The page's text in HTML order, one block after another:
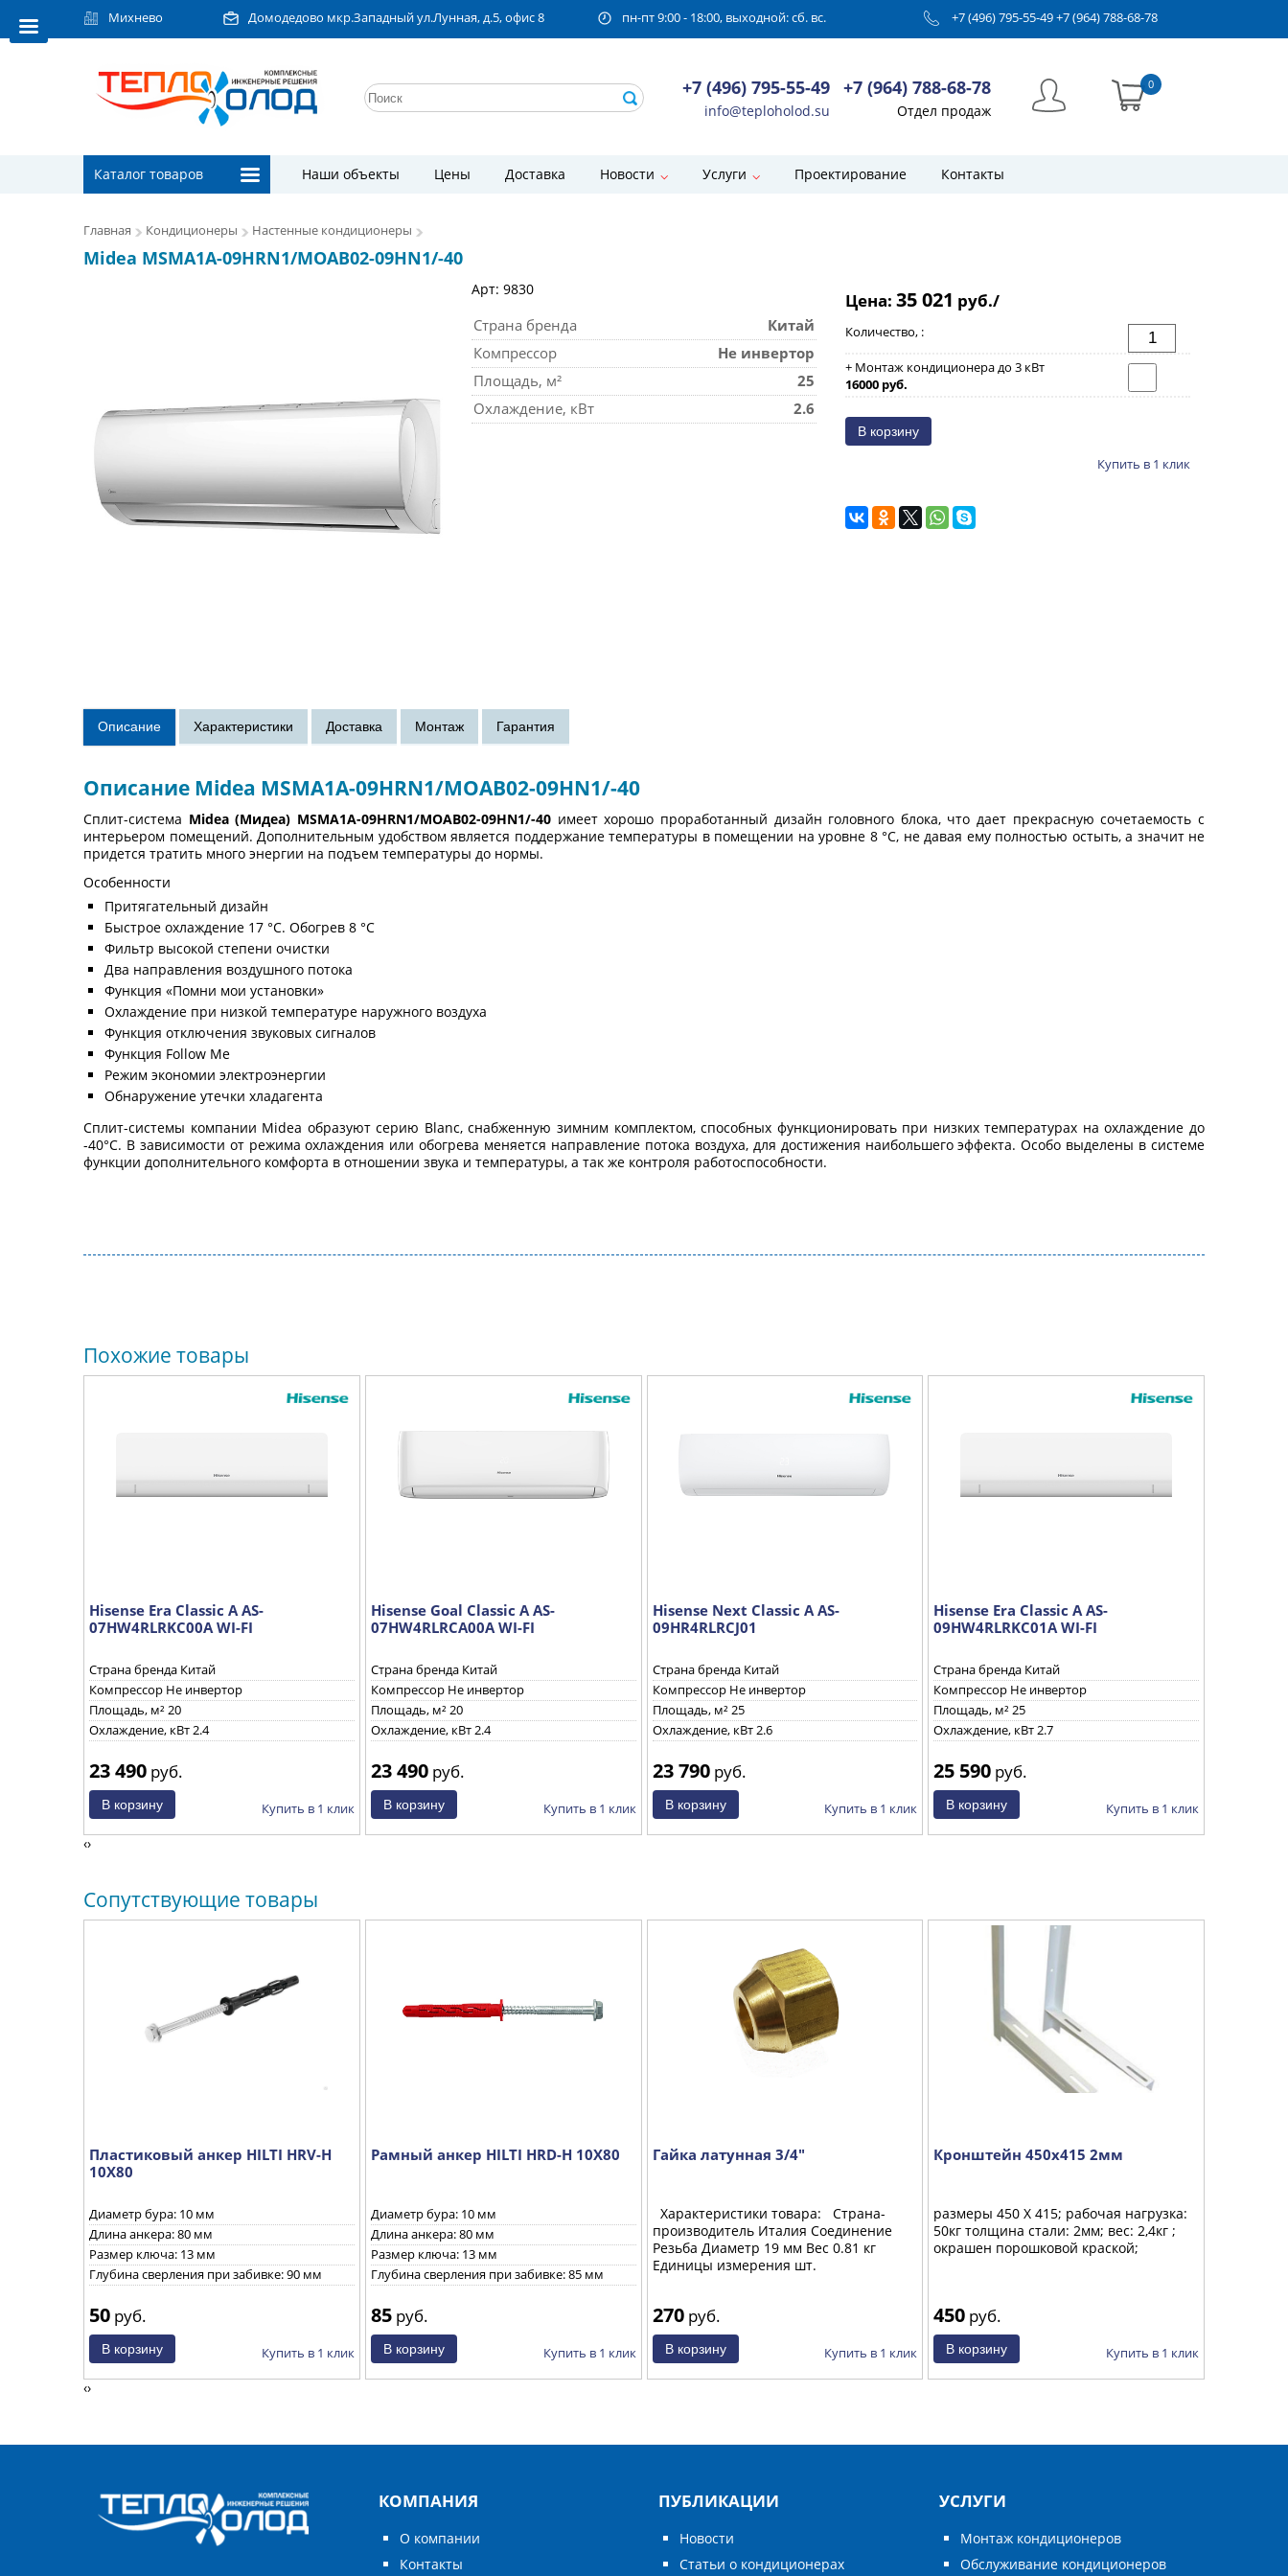
Михнево Домодедово мкр.Западный ул.Лунная, д.5, офис 8 пн-пт 9:00 - 18:00, выходной: сб. вс. +7 (496) 795-55-49+7 (964) 788-68-78
+7 (496) 795-55-49
info@teploholod.su
+7 (964) 788-68-78
Отдел продаж
0
Каталог товаров Наши объекты Цены Доставка Новости Услуги Проектирование Контакты
Главная Кондиционеры Настенные кондиционеры
Midea MSMA1A-09HRN1/MOAB02-09HN1/-40
Арт: 9830
Страна бренда
Китай
Компрессор
Не инвертор
Площадь, м²
25
Охлаждение, кВт
2.6
Цена: 35 021 руб./
Количество, :
+ Монтаж кондиционера до 3 кВт
16000 руб.
Купить в 1 клик
Описание Midea MSMA1A-09HRN1/MOAB02-09HN1/-40
Сплит-система Midea (Мидеа) MSMA1A-09HRN1/MOAB02-09HN1/-40имеет хорошо проработанный дизайн головного блока, что дает прекрасную сочетаемость с
интерьером помещений. Дополнительным удобством является поддержание температуры в помещении на уровне 8 °С, не давая ему полностью остыть, а значит не
придется тратить много энергии на подъем температуры до нормы.
Особенности
Притягательный дизайн
Быстрое охлаждение 17 °С. Обогрев 8 °С
Фильтр высокой степени очистки
Два направления воздушного потока
Функция «Помни мои установки»
Охлаждение при низкой температуре наружного воздуха
Функция отключения звуковых сигналов
Функция Follow Me
Режим экономии электроэнергии
Обнаружение утечки хладагента
Сплит-системы компании Midea образуют серию Blanc, снабженную зимним комплектом, способных функционировать при низких температурах на охлаждение до
-40°С. В зависимости от режима охлаждения или обогрева меняется направление потока воздуха, для достижения наибольшего эффекта. Особо выделены в системе
функции дополнительного комфорта в отношении звука и температуры, а так же контроля работоспособности.
Похожие товары
Hisense Era Classic A AS-
07HW4RLRKC00A WI-FI
Страна бренда Китай
Компрессор Не инвертор
Площадь, м² 20
Охлаждение, кВт 2.4
23 490 руб.
Купить в 1 клик
Hisense Goal Classic A AS-
07HW4RLRCA00A WI-FI
Страна бренда Китай
Компрессор Не инвертор
Площадь, м² 20
Охлаждение, кВт 2.4
23 490руб.
Купить в 1 клик
Hisense Next Classic A AS-
09HR4RLRCJ01
Страна бренда Китай
Компрессор Не инвертор
Площадь, м² 25
Охлаждение, кВт 2.6
23 790руб.
Купить в 1 клик
Hisense Era Classic A AS-
09HW4RLRKC01A WI-FI
Страна бренда Китай
Компрессор Не инвертор
Площадь, м² 25
Охлаждение, кВт 2.7
25 590 руб.
Купить в 1 клик
‹›
Сопутствующие товары
Пластиковый анкер HILTI HRV-H
10X80
Диаметр бура: 10 мм
Длина анкера: 80 мм
Размер ключа: 13 мм
Глубина сверления при забивке: 90 мм
50 руб.
Купить в 1 клик
Рамный анкер HILTI HRD-H 10X80
Диаметр бура: 10 мм
Длина анкера: 80 мм
Размер ключа: 13 мм
Глубина сверления при забивке: 85 мм
85руб.
Купить в 1 клик
Гайка латунная 3/4"
Характеристики товара: Страна-
производитель Италия Соединение
Резьба Диаметр 19 мм Вес 0.81 кг
Единицы измерения шт.
270руб.
Купить в 1 клик
Кронштейн 450х415 2мм
размеры 450 Х 415; рабочая нагрузка:
50кг толщина стали: 2мм; вес: 2,4кг ;
окрашен порошковой краской;
450 руб.
Купить в 1 клик
‹›
КОМПАНИЯ
О компании
Контакты
ПУБЛИКАЦИИ
Новости
Статьи о кондиционерах
УСЛУГИ
Монтаж кондиционеров
Обслуживание кондиционеров